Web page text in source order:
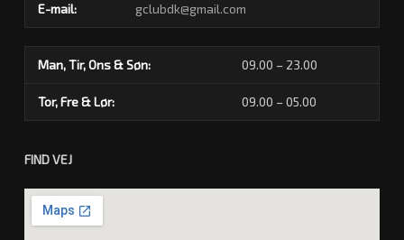
E-mail: gclubdk@gmail.com
Man, Tir, Ons & Søn: 09.00 – 23.00
Tor, Fre & Lør: 09.00 – 05.00
FIND VEJ